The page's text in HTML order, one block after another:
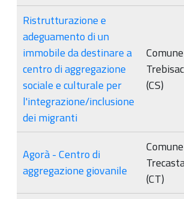
Ristrutturazione e
adeguamento di un
immobile da destinare a
centro di aggregazione
sociale e culturale per
l'integrazione/inclusione
dei migranti
(CS)
Agorà - Centro di
aggregazione giovanile
(CT)